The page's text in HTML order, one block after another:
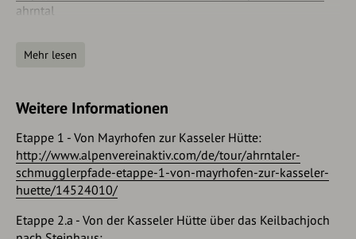
ahrntal
http://web.deskline.net/mayrhofenfahrplaene/de/
Taxi Duregger, Glocklechnhof 36 a, Steinhaus/Ahrntal, Tel.
0039 348 8959161
Taxi Hermann, Neuhausergasse 47 a, Prettau, Tel. 0039 347
3062172, 0039 0474 654336
Mehr lesen
Weitere Informationen
Etappe 1 - Von Mayrhofen zur Kasseler Hütte:
http://www.alpenvereinaktiv.com/de/tour/ahrntaler-
schmugglerpfade-etappe-1-von-mayrhofen-zur-kasseler-
huette/14524010/
Etappe 2.a - Von der Kasseler Hütte über das Keilbachjoch